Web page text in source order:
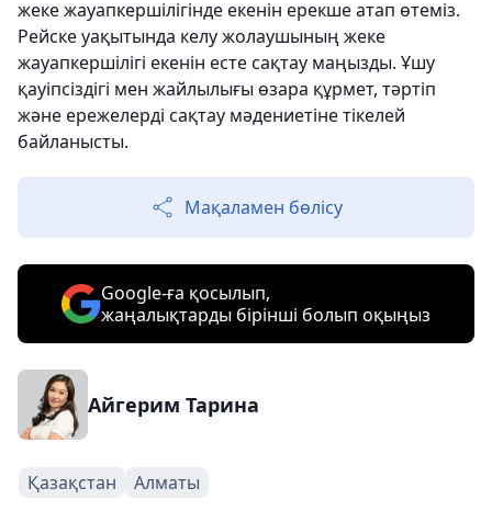
жеке жауапкершілігінде екенін ерекше атап өтеміз.
Рейске уақытында келу жолаушының жеке
жауапкершілігі екенін есте сақтау маңызды. Ұшу
қауіпсіздігі мен жайлылығы өзара құрмет, тәртіп
және ережелерді сақтау мәдениетіне тікелей
байланысты.
Мақаламен бөлісу
Google-ға қосылып,
жаңалықтарды бірінші болып оқыңыз
Айгерим Тарина
Қазақстан Алматы